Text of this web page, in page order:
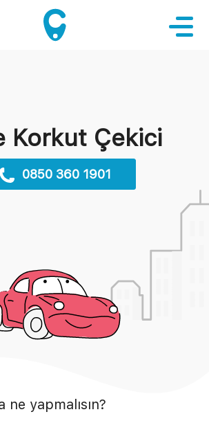
Korkut Çekici
0850 360 1901
ne yapmalısın?